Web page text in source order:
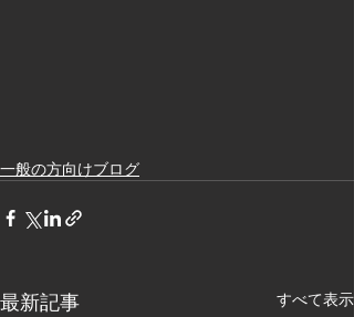
一般の方向けブログ
最新記事 すべて表示